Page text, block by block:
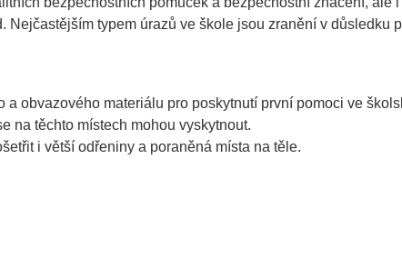
typem úrazů ve škole jsou zranění v důsledku
obvazového materiálu pro poskytnutí první pomoci ve
na těchto místech mohou vyskytnout.
i větší odřeniny a poraněná místa na těle.